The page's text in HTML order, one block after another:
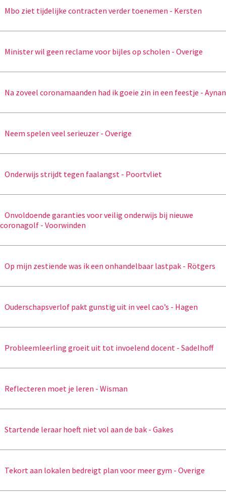
Mbo ziet tijdelijke contracten verder toenemen - Kersten
Minister wil geen reclame voor bijles op scholen - Overige
Na zoveel coronamaanden had ik goeie zin in een feestje - Aynan
Neem spelen veel serieuzer - Overige
Onderwijs strijdt tegen faalangst - Poortvliet
Onvoldoende garanties voor veilig onderwijs bij nieuwe
coronagolf - Voorwinden
Op mijn zestiende was ik een onhandelbaar lastpak - Rötgers
Ouderschapsverlof pakt gunstig uit in veel cao’s - Hagen
Probleemleerling groeit uit tot invoelend docent - Sadelhoff
Reflecteren moet je leren - Wisman
Startende leraar hoeft niet vol aan de bak - Gakes
Tekort aan lokalen bedreigt plan voor meer gym - Overige